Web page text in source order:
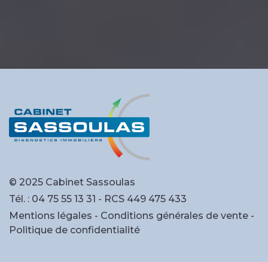
© 2025 Cabinet Sassoulas
Tél. : 04 75 55 13 31 - RCS 449 475 433
Mentions légales - Conditions générales de vente -
Politique de confidentialité